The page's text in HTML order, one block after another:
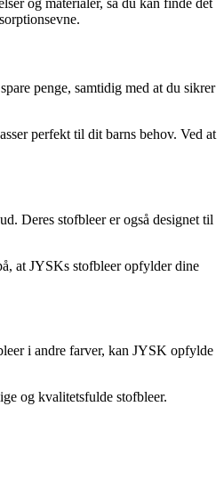
penge, samtidig med at du sikrer
perfekt til dit barns behov. Ved at
Deres stofbleer er også designet til
at JYSKs stofbleer opfylder dine
i andre farver, kan JYSK opfylde
og kvalitetsfulde stofbleer.